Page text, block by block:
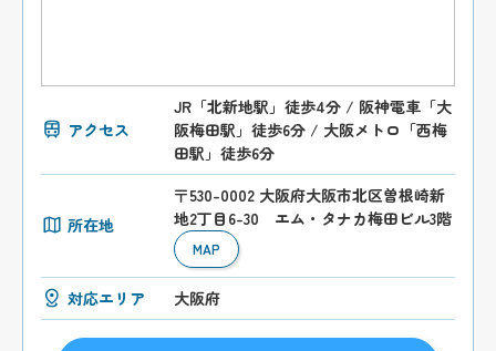
アクセス
JR「北新地駅」徒歩4分 / 阪神電車「大
阪梅田駅」徒歩6分 / 大阪メトロ「西梅
田駅」徒歩6分
所在地
〒530-0002 大阪府大阪市北区曽根崎新
地2丁目6-30 エム・タナカ梅田ビル3階
MAP
対応エリア 大阪府